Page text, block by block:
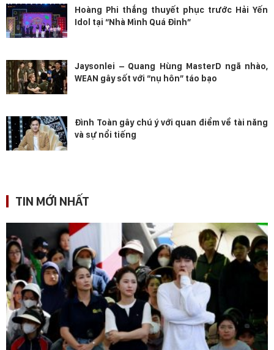
Hoàng Phi thắng thuyết phục trước Hải Yến
Idol tại “Nhà Mình Quá Đỉnh”
Jaysonlei – Quang Hùng MasterD ngã nhào,
WEAN gây sốt với “nụ hôn” táo bạo
Đình Toàn gây chú ý với quan điểm về tài năng
và sự nổi tiếng
TIN MỚI NHẤT